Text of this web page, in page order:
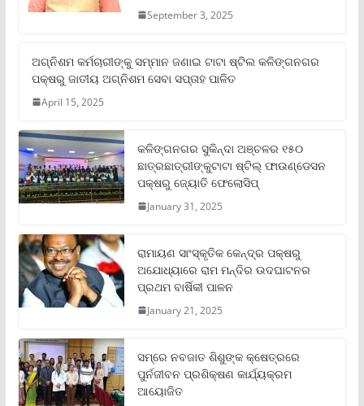
September 3, 2025
ଅଗ୍ନିଶମ କର୍ମଚାରୀଙ୍କୁ ସମ୍ମାନ ଜଣାଇ ଟାଟା ଷ୍ଟିଲ କଳିଙ୍ଗନଗର
ପକ୍ଷରୁ ଜାତୀୟ ଅଗ୍ନିଶମ ସେବା ସପ୍ତାହ ପାଳିତ
April 15, 2025
କଳିଙ୍ଗନଗର ସୁକିନ୍ଦା ଅଞ୍ଚଳର ୧୫୦
ଛାତ୍ରଛାତ୍ରୀଙ୍କୁଟାଟା ଷ୍ଟିଲ୍ ଫାଉଣ୍ଡେସନ
ପକ୍ଷରୁ ଜ୍ୟୋତି ଫେଲୋସିପ୍‌
January 31, 2025
ରାମାୟଣ ସାଂସ୍କୃତିକ କେନ୍ଦ୍ର ପକ୍ଷରୁ
ଅଯୋଧ୍ୟାରେ ରାମ ମନ୍ଦିର ଉଦଘାଟନର
ପ୍ରଥମ ବାର୍ଷିକୀ ପାଳନ
January 21, 2025
ସମ୍‌ରେ ନବଜାତ ଶିଶୁଙ୍କ କ୍ଷେତ୍ରରେ
ପୁର୍ନଜୀବନ ପ୍ରଶିକ୍ଷଣ କାର୍ଯ୍ୟକ୍ରମ
ଆୟୋଜିତ